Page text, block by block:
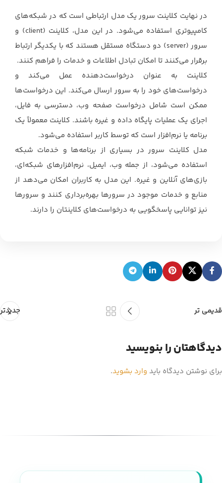
در نهایت کلاینت سرور یک مدل ارتباطی است که در شبکه‌های
کامپیوتری استفاده می‌شود. در این مدل، ‏کلاینت (‏client‏) و
سرور (‏server‏) دو دستگاه مستقل هستند که با یکدیگر ارتباط
برقرار می‌کنند تا امکان ‏تبادل اطلاعات و خدمات را فراهم کنند. ‏
کلاینت به عنوان درخواست‌دهنده عمل می‌کند و
درخواست‌های خود را به سرور ارسال می‌کند. این ‏درخواست‌ها
ممکن است شامل درخواست صفحه وب، دسترسی به فایل،
اجرای یک عملیات پایگاه داده و ‏غیره باشند. کلاینت معمولاً یک
برنامه یا نرم‌افزار است که توسط کاربر استفاده می‌شود.‏
مدل کلاینت سرور در بسیاری از برنامه‌ها و خدمات شبکه
استفاده می‌شود، از جمله وب، ایمیل، ‏نرم‌افزارهای شبکه‌ای،
بازی‌های آنلاین و غیره. این مدل به کاربران امکان می‌دهد از
منابع و خدمات ‏موجود در سرورها بهره‌برداری کنند و سرورها
نیز توانایی پاسخگویی به درخواست‌های کلاینتان را دارند.‏
جدیدتر قدیمی تر
دیدگاهتان را بنویسید
برای نوشتن دیدگاه باید وارد بشوید.